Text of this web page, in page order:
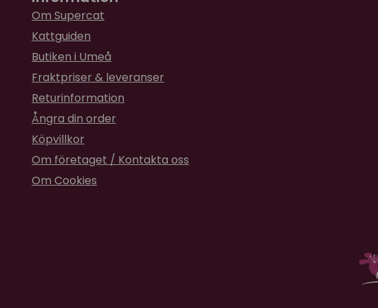
Om Supercat
Kattguiden
Butiken i Umeå
Fraktpriser & leveranser
Returinformation
Ångra din order
Köpvillkor
Om företaget / Kontakta oss
Om Cookies